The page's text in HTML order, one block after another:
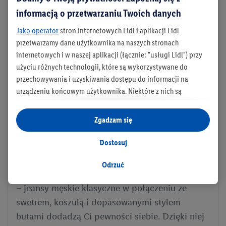
– jeansy męskie klasyczne w połączeniu ze
swetrem, koszulą i dopasowanymi stylem
butami dodadzą Ci pewności siebie. Dzięki niej
informacją o przetwarzaniu Twoich danych
Jako operatorstron internetowych Lidl i aplikacji Lidl
przetwarzamy dane użytkownika na naszych stronach
internetowych i w naszej aplikacji (łącznie: "usługi Lidl") przy
użyciu różnych technologii, które są wykorzystywane do
przechowywania i uzyskiwania dostępu do informacji na
urządzeniu końcowym użytkownika. Niektóre z nich są
są za zgodą użytkownika - również przez partnerów (
jako odrębnych
administratorów lub współadministratorów
danych osobowych; w związku z IAB TCF łącznie
generowania statystyk lub prezentowania
Przetwarzanie danych na potrzeby personalizacji reklam
odbywa się w celu kontrolowania naszych własnych reklam i
umożliwienia podmiotom trzecim wyświetlania treści
Odrzuć
Dostosuj
Zgadzam się